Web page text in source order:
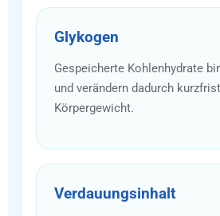
Glykogen
Gespeicherte Kohlenhydrate
und verändern dadurch
Körpergewicht.
Verdauungsinhalt